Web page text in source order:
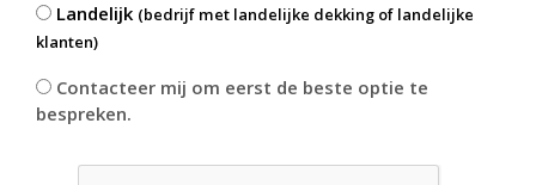
Landelijk (bedrijf met landelijke dekking of landelijke
klanten)
Contacteer mij om eerst de beste optie te
bespreken.